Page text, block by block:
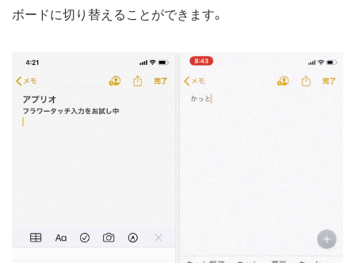
ボードに切り替えることができます。